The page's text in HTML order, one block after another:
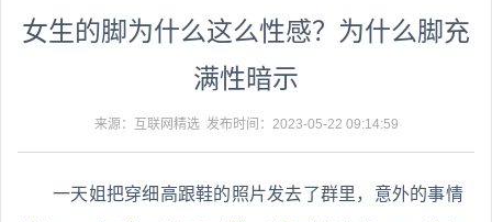
女生的脚为什么这么性感？为什么脚充
满性暗示
来源：互联网精选 发布时间： 2023-05-22 09:14:59
一天姐把穿细高跟鞋的照片发去了群里，意外的事情